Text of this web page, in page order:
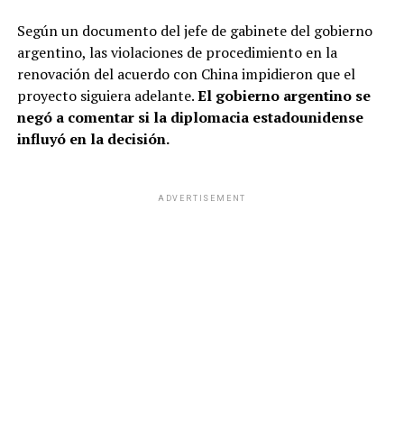
Según un documento del jefe de gabinete del gobierno
argentino, las violaciones de procedimiento en la
renovación del acuerdo con China impidieron que el
proyecto siguiera adelante.El gobierno argentino se
negó a comentar si la diplomacia estadounidense
influyó en la decisión.
ADVERTISEMENT